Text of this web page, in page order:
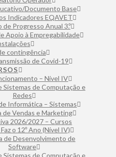
Documento Base
Indicadores EQAVET
de Progresso Anual 3.º
Apoio à Empregabilidade
contingência
de Covid-19
– Nível IV
Sistemas de Computação e
Redes
Informática – Sistemas
de Vendas e Marketing
2026/2027 – Cursos
o 12º Ano (Nível IV)
de Desenvolvimento de
Software
Sistemas de Computação e